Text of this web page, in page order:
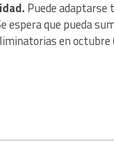
Puede adaptarse
espera que pueda
en octubre